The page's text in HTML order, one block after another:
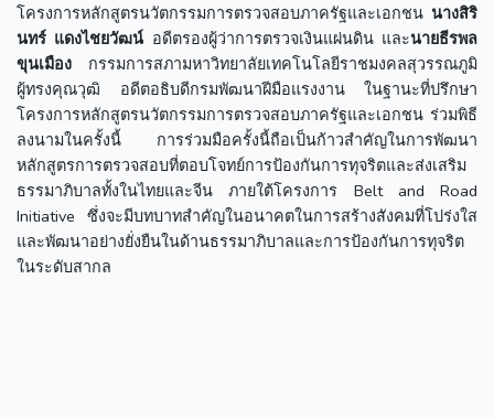
โครงการหลักสูตรนวัตกรรมการตรวจสอบภาครัฐและเอกชน นางสิริ
นทร์ แดงไชยวัฒน์ อดีตรองผู้ว่าการตรวจเงินแผ่นดิน และนายธีรพล
ขุนเมือง กรรมการสภามหาวิทยาลัยเทคโนโลยีราชมงคลสุวรรณภูมิ
ผู้ทรงคุณวุฒิ อดีตอธิบดีกรมพัฒนาฝีมือแรงงาน ในฐานะที่ปรึกษา
โครงการหลักสูตรนวัตกรรมการตรวจสอบภาครัฐและเอกชน ร่วมพิธี
ลงนามในครั้งนี้ การร่วมมือครั้งนี้ถือเป็นก้าวสำคัญในการพัฒนา
หลักสูตรการตรวจสอบที่ตอบโจทย์การป้องกันการทุจริตและส่งเสริม
ธรรมาภิบาลทั้งในไทยและจีน ภายใต้โครงการ Belt and Road
Initiative ซึ่งจะมีบทบาทสำคัญในอนาคตในการสร้างสังคมที่โปร่งใส
และพัฒนาอย่างยั่งยืนในด้านธรรมาภิบาลและการป้องกันการทุจริต
ในระดับสากล